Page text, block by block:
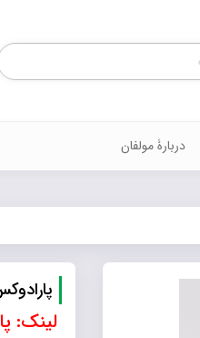
دربارۀ مولفان
لینک: